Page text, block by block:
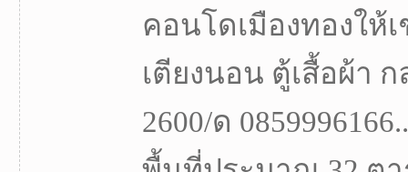
คอนโดเมืองทองให้
เตียงนอน ตู้เสื้อผ้า
2600/ด